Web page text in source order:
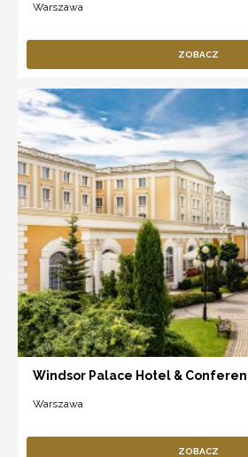
Warszawa
ZOBACZ
Windsor Palace Hotel &
Warszawa
ZOBACZ